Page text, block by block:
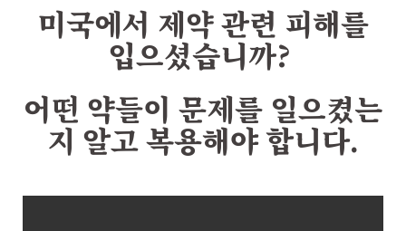
미국에서 제약 관련 피해를
입으셨습니까?
어떤 약들이 문제를 일으켰는
지 알고 복용해야 합니다.